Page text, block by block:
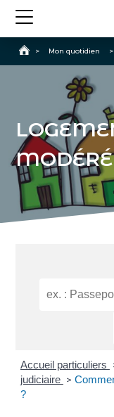
Accueil
> Mon quotidien >
MODÉRÉ
Accueil particuliers
judiciaire >
?